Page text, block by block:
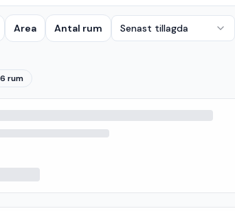
Area Antal rum Senast tillagda
rum